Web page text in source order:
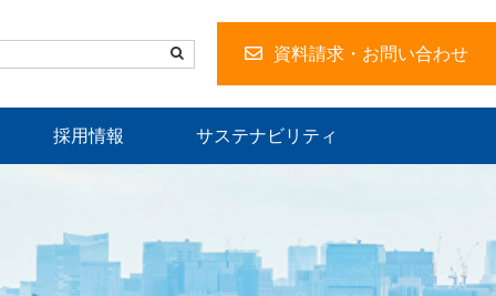
資料請求・お問い合わせ
採用情報 サステナビリティ